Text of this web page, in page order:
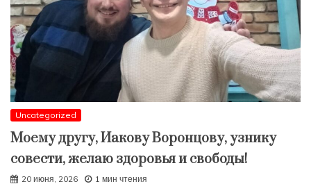
Uncategorized
Моему другу, Иакову Воронцову, узнику
совести, желаю здоровья и свободы!
20 июня, 2026 1 мин чтения